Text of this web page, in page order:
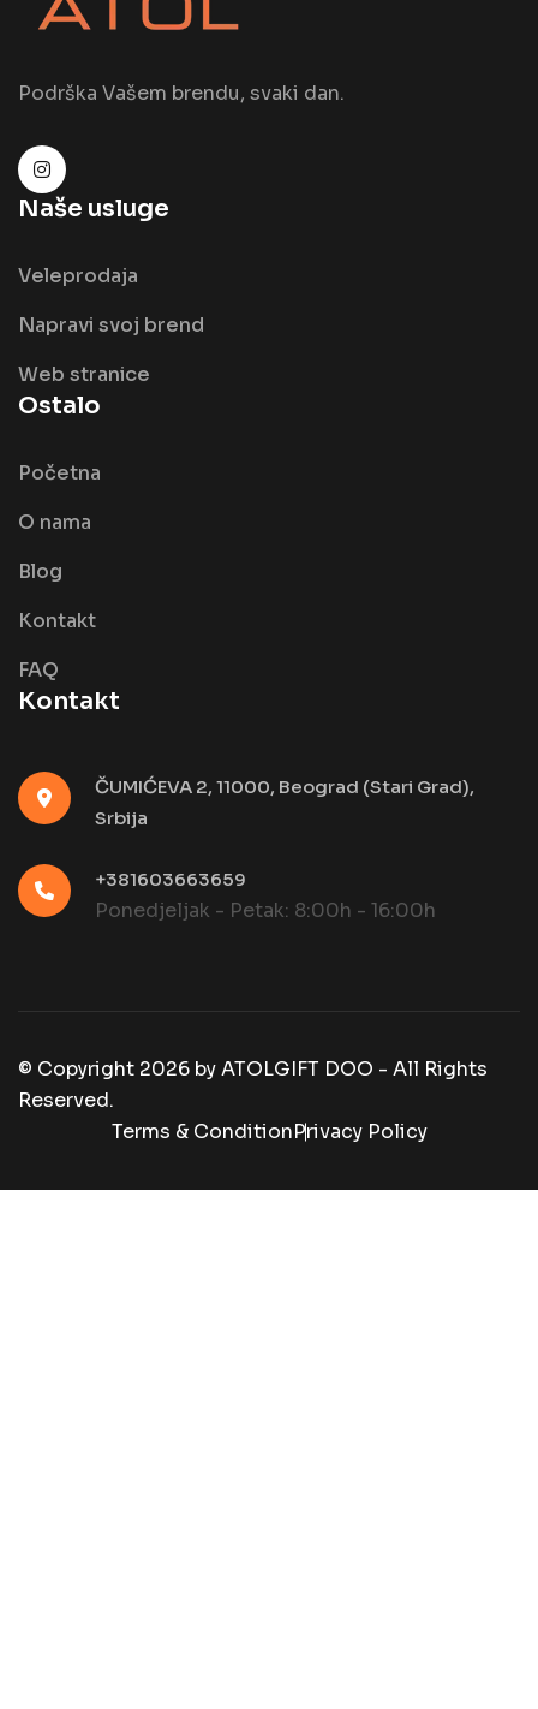
Podrška Vašem brendu, svaki dan.
Naše usluge
Veleprodaja
Napravi svoj brend
Web stranice
Ostalo
Početna
O nama
Blog
Kontakt
FAQ
Kontakt
ČUMIĆEVA 2, 11000, Beograd (Stari Grad),
Srbija
+381603663659
Ponedjeljak - Petak: 8:00h - 16:00h
© Copyright 2026 byATOLGIFT DOO - All Rights
Reserved.
Terms & ConditionPrivacy Policy